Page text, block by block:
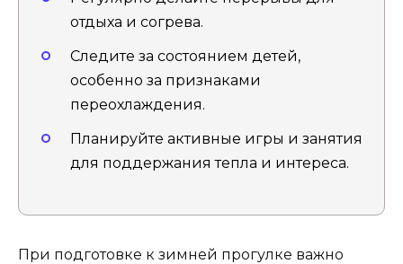
отдыха и согрева.
Следите за состоянием детей,
особенно за признаками
переохлаждения.
Планируйте активные игры и занятия
для поддержания тепла и интереса.
При подготовке к зимней прогулке важно